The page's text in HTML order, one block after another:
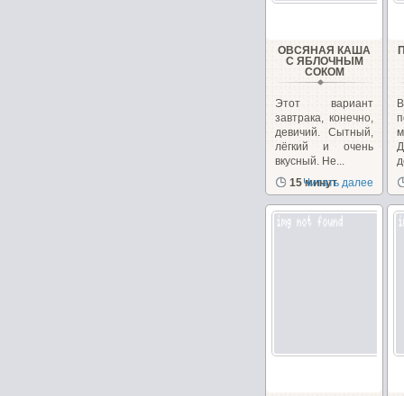
ОВСЯНАЯ КАША
С ЯБЛОЧНЫМ
СОКОМ
Этот вариант
завтрака, конечно,
девичий. Сытный,
лёгкий и очень
вкусный. Не...
15 минут
Читать далее